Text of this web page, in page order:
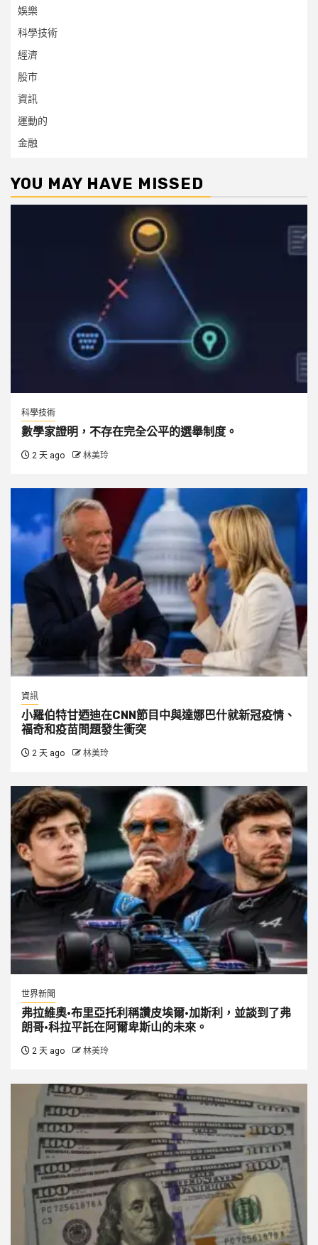
娛樂
科學技術
經濟
股市
資訊
運動的
金融
YOU MAY HAVE MISSED
科學技術
數學家證明，不存在完全公平的選舉制度。
2 天 ago 林美玲
資訊
小羅伯特甘迺迪在CNN節目中與達娜巴什就新冠疫情、
福奇和疫苗問題發生衝突
2 天 ago 林美玲
世界新聞
弗拉維奧·布里亞托利稱讚皮埃爾·加斯利，並談到了弗
朗哥·科拉平託在阿爾卑斯山的未來。
2 天 ago 林美玲